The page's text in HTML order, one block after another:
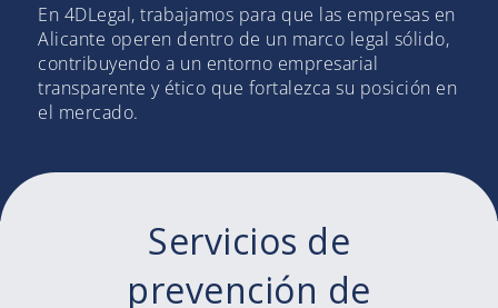
En 4DLegal, trabajamos para que las empresas en
Alicante operen dentro de un marco legal sólido,
contribuyendo a un entorno empresarial
transparente y ético que fortalezca su posición en
el mercado.
Servicios de
prevención de